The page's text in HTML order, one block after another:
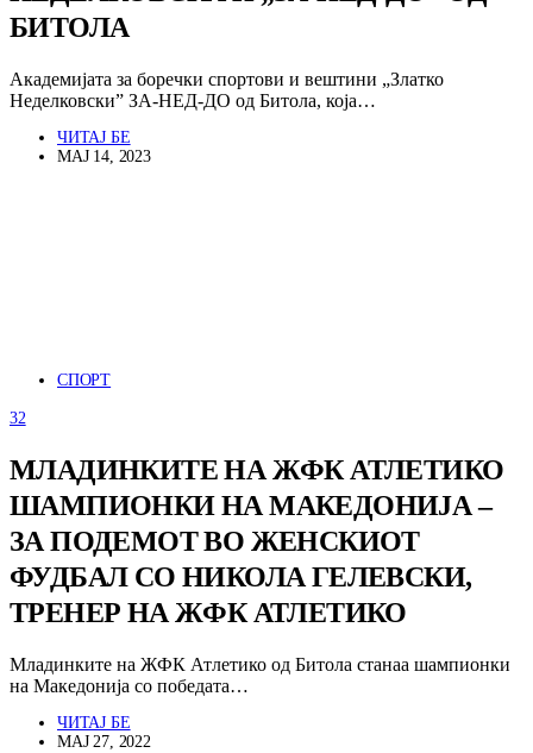
БИТОЛА
Академијата за боречки спортови и вештини „Златко
Неделковски” ЗА-НЕД-ДО од Битола, која…
ЧИТАЈ БЕ
МАЈ 14, 2023
СПОРТ
32
МЛАДИНКИТЕ НА ЖФК АТЛЕТИКО
ШАМПИОНКИ НА МАКЕДОНИЈА –
ЗА ПОДЕМОТ ВО ЖЕНСКИОТ
ФУДБАЛ СО НИКОЛА ГЕЛЕВСКИ,
ТРЕНЕР НА ЖФК АТЛЕТИКО
Младинките на ЖФК Атлетико од Битола станаа шампионки
на Македонија со победата…
ЧИТАЈ БЕ
МАЈ 27, 2022